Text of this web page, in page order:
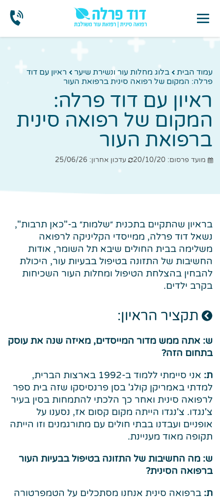
עמוד הבית בלוג מחלות עור ונשירת שיער
ראיון עם דוד
פרלה: המקום של רפואה סינית ברפואת העור
ראיון עם דוד פרלה:
המקום של רפואה סינית
ברפואת העור
מועד פרסום: 20/10/20 עדכון אחרון: 25/06/26
בראיון שהתקיים בתכנית ״שלמות״ ב-"כאן תרבות",
נשאל דוד פרלה, ממייסדי הקליניקה לרפואה
משלימה בבית החולים שיבא תל השומר, אודות
החשיבות של התזונה בטיפול בבעיות עור, היכולת
להבחין בהצלחת הטיפול ומחלות העור השכיחות
בקרב ילדים.
תקציר הראיון:
ש: אתה ממש מדור המייסדים, מאיזה שנה את עוסק
בתחום הזה?
ת:
אני סיימתי ללמוד ב-1992 בארצות הברית,
למדתי באמריקן קולג' בסן פרנסיסקו שזה בית ספר
לרפואה סינית ואחר כך הלכתי להתמחות בסין בעיר
צ'נגדו. צ'נגדו הייתה מקום קסום אז, נסענו על
אופניים ועבדנו בבתי חולים עם מתורגמנים וזו הייתה
תקופה מאוד מעניינת.
ש: מה החשיבות של התזונה בטיפול בבעיות העור
ברפואה הסינית?
ת: ברפואה סינית אנחנו מסתכלים על הטמפרטורה